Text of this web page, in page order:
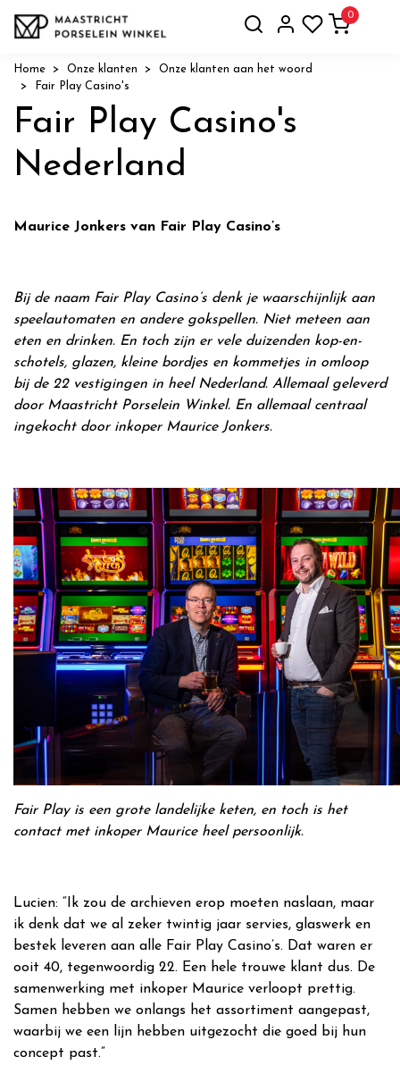
0
Home Onze klanten
Onze klanten aan het woord
Fair Play Casino's
Fair Play Casino's
Nederland
Maurice Jonkers van Fair Play Casino’s
Bij de naam Fair Play Casino’s denk je waarschijnlijk aan
speelautomaten en andere gokspellen. Niet meteen aan
eten en drinken. En toch zijn er vele duizenden kop-en-
schotels, glazen, kleine bordjes en kommetjes in omloop
bij de 22 vestigingen in heel Nederland. Allemaal geleverd
door Maastricht Porselein Winkel. En allemaal centraal
ingekocht door inkoper Maurice Jonkers.
Fair Play is een grote landelijke keten, en toch is het
contact met inkoper Maurice heel persoonlijk.
Lucien: “Ik zou de archieven erop moeten naslaan, maar
ik denk dat we al zeker twintig jaar servies, glaswerk en
bestek leveren aan alle Fair Play Casino’s. Dat waren er
ooit 40, tegenwoordig 22. Een hele trouwe klant dus. De
samenwerking met inkoper Maurice verloopt prettig.
Samen hebben we onlangs het assortiment aangepast,
waarbij we een lijn hebben uitgezocht die goed bij hun
concept past.”